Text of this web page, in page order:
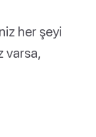
her şeyi
varsa,